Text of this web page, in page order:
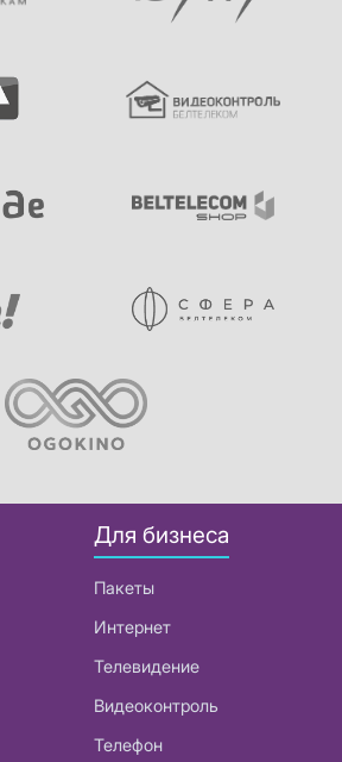
Для бизнеса
Пакеты
Интернет
Телевидение
Видеоконтроль
Телефон